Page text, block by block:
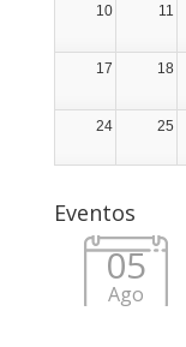
10
11
17 18
24 25
Eventos
05
Ago